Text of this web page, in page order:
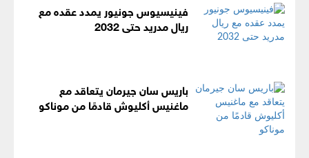
فينيسيوس جونيور يمدد عقده مع
ريال مدريد حتى 2032
باريس سان جيرمان يتعاقد مع
ماغنيس أكليوش قادمًا من موناكو